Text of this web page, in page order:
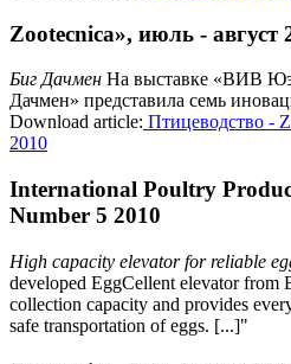
Zootecnica», июль - август
Биг Дачмeн На выставке «ВИВ
Дачмeн» представила семь
Download article: Птицеводство -
2010
International Poultry
Number 5 2010
High capacity elevator for reliable
developed EggCellent elevator from
collection capacity and provides
safe transportation of eggs. [...]"